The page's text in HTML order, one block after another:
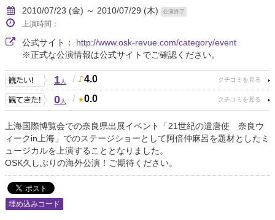
2010/07/23 (金) ～ 2010/07/29 (木)
公演終了
上演時間：
公式サイト： http://www.osk-revue.com/category/event
※正式な公演情報は公式サイトでご確認ください。
1人 / 4.0
0人 / 0.0
上海国際博覧会での奈良県出展イベント「21世紀の遣唐使 奈良ウ
ィークin上海」でのステージショーとして阿倍仲麻呂を題材としたミ
ュージカルを上演することとなりました。
OSK久しぶりの海外公演！ご期待ください。
埋め込みコード